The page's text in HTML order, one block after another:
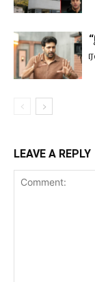
LEAVE A REPLY